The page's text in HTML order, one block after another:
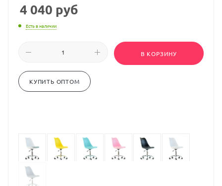
4 040 руб
Есть в наличии
В КОРЗИНУ
КУПИТЬ ОПТОМ